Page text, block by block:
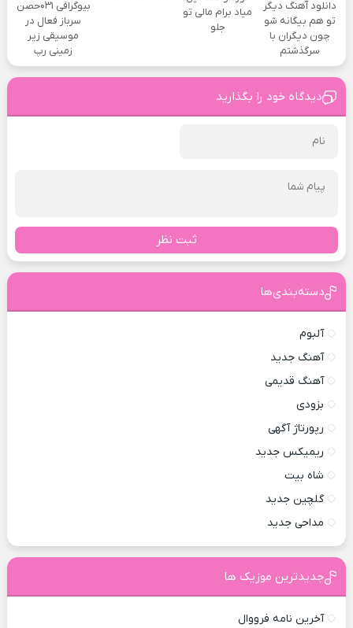
دانلود آهنگ دیگر
تو هم بیگانه شو
چون دیگران با
سرگذشتم
میاد برام مالی تو
جلو
بیوگرافی ۰۳۱حصن
سرباز فعال در
موسیقی زیر
زمینی رپ
دیدگاه خود را بگذارید
ثبت نظر
دسته‌بندی‌ها
آلبوم
آهنگ جدید
آهنگ قدیمی
بزودی
رپورتاژ آگهی
ریمیکس جدید
شاه بیت
گلچین جدید
مداحی جدید
جدیدترین موزیک ها
آخرین نامه فرووال